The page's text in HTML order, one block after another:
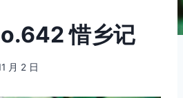
惜乡记
月 2 日